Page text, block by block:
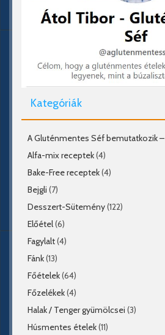
Kategóriák
A Gluténmentes Séf bemutatkozik
Alfa-mix receptek(4)
Bake-Free receptek(4)
Bejgli (7)
Desszert-Sütemény(122)
Előétel(6)
Fagylalt(4)
Fánk(13)
Főételek(64)
Főzelékek(4)
Halak / Tenger gyümölcsei (3)
Húsmentes ételek(11)